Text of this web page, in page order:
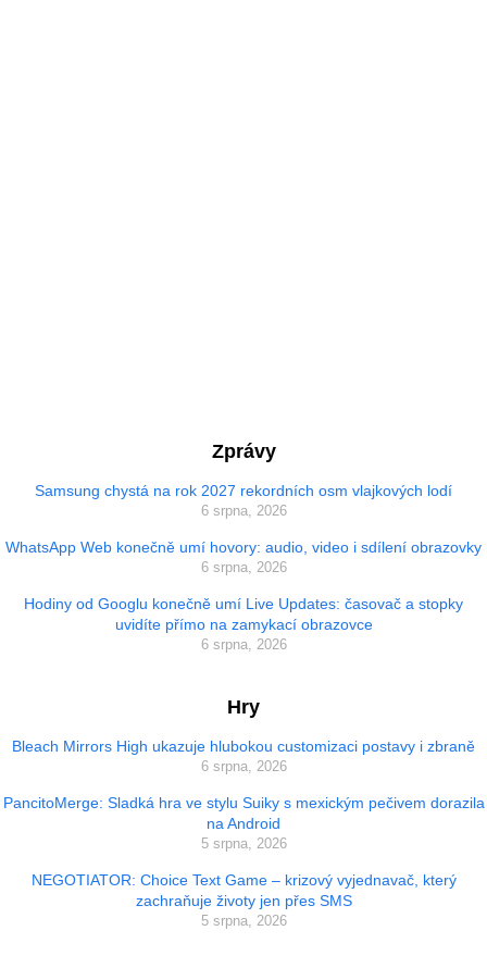
Zprávy
Samsung chystá na rok 2027 rekordních osm vlajkových lodí
6 srpna, 2026
WhatsApp Web konečně umí hovory: audio, video i sdílení obrazovky
6 srpna, 2026
Hodiny od Googlu konečně umí Live Updates: časovač a stopky
uvidíte přímo na zamykací obrazovce
6 srpna, 2026
Hry
Bleach Mirrors High ukazuje hlubokou customizaci postavy i zbraně
6 srpna, 2026
PancitoMerge: Sladká hra ve stylu Suiky s mexickým pečivem dorazila
na Android
5 srpna, 2026
NEGOTIATOR: Choice Text Game – krizový vyjednavač, který
zachraňuje životy jen přes SMS
5 srpna, 2026